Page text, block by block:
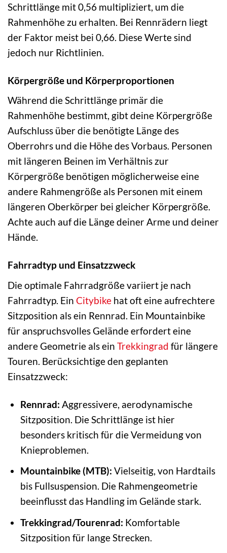
Schrittlänge mit 0,56 multipliziert, um die
Rahmenhöhe zu erhalten. Bei Rennrädern liegt
der Faktor meist bei 0,66. Diese Werte sind
jedoch nur Richtlinien.
Körpergröße und Körperproportionen
Während die Schrittlänge primär die
Rahmenhöhe bestimmt, gibt deine Körpergröße
Aufschluss über die benötigte Länge des
Oberrohrs und die Höhe des Vorbaus. Personen
mit längeren Beinen im Verhältnis zur
Körpergröße benötigen möglicherweise eine
andere Rahmengröße als Personen mit einem
längeren Oberkörper bei gleicher Körpergröße.
Achte auch auf die Länge deiner Arme und deiner
Hände.
Fahrradtyp und Einsatzzweck
Die optimale Fahrradgröße variiert je nach
Fahrradtyp. Ein Citybike hat oft eine aufrechtere
Sitzposition als ein Rennrad. Ein Mountainbike
für anspruchsvolles Gelände erfordert eine
andere Geometrie als ein Trekkingrad für längere
Touren. Berücksichtige den geplanten
Einsatzzweck:
Rennrad: Aggressivere, aerodynamische
Sitzposition. Die Schrittlänge ist hier
besonders kritisch für die Vermeidung von
Knieproblemen.
Mountainbike (MTB): Vielseitig, von Hardtails
bis Fullsuspension. Die Rahmengeometrie
beeinflusst das Handling im Gelände stark.
Trekkingrad/Tourenrad: Komfortable
Sitzposition für lange Strecken.